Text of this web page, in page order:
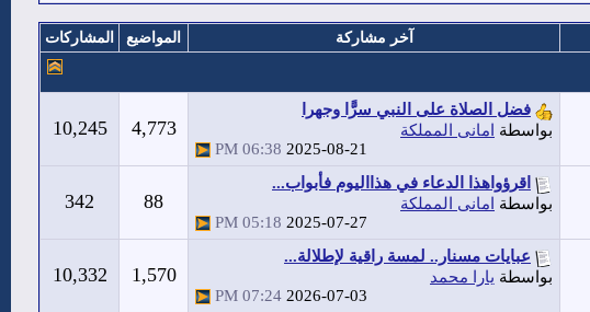
آخر مشاركة المواضيع المشاركات
فضل الصلاة على النبي سرًّا وجهرا
بواسطة امانى المملكة
2025-08-21
06:38 PM
4,773
10,245
اقرؤواهذا الدعاء في هذااليوم فأبواب...
بواسطة امانى المملكة
2025-07-27
05:18 PM
88
342
عبايات مسنار.. لمسة راقية لإطلالة...
بواسطة يارا محمد
2026-07-03
07:24 PM
1,570
10,332